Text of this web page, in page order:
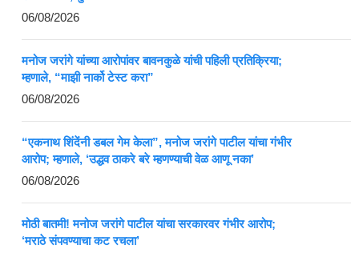
06/08/2026
मनोज जरांगे यांच्या आरोपांवर बावनकुळे यांची पहिली प्रतिक्रिया;
म्हणाले, “माझी नार्को टेस्ट करा”
06/08/2026
“एकनाथ शिंदेंनी डबल गेम केला”, मनोज जरांगे पाटील यांचा गंभीर
आरोप; म्हणाले, ‘उद्धव ठाकरे बरे म्हणण्याची वेळ आणू नका’
06/08/2026
मोठी बातमी! मनोज जरांगे पाटील यांचा सरकारवर गंभीर आरोप;
‘मराठे संपवण्याचा कट रचला’